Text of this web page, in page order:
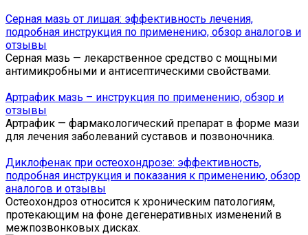
Серная мазь от лишая: эффективность лечения,
подробная инструкция по применению, обзор аналогов и
отзывы
Серная мазь — лекарственное средство с мощными
антимикробными и антисептическими свойствами.
Артрафик мазь – инструкция по применению, обзор и
отзывы
Артрафик — фармакологический препарат в форме мази
для лечения заболеваний суставов и позвоночника.
Диклофенак при остеохондрозе: эффективность,
подробная инструкция и показания к применению, обзор
аналогов и отзывы
Остеохондроз относится к хроническим патологиям,
протекающим на фоне дегенеративных изменений в
межпозвонковых дисках.